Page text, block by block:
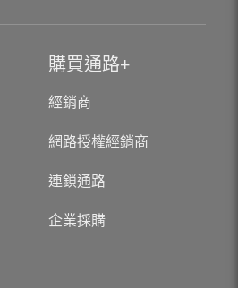
購買通路
經銷商
網路授權經銷商
連鎖通路
企業採購